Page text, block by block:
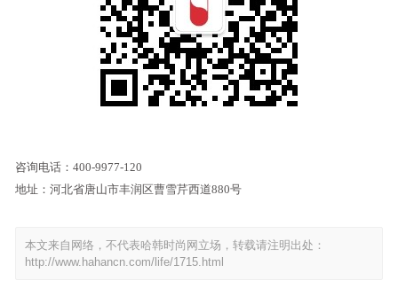
咨询电话：400-9977-120
地址：河北省唐山市丰润区曹雪芹西道880号
本文来自网络，不代表哈韩时尚网立场，转载请注明出处：
http://www.hahancn.com/life/1715.html